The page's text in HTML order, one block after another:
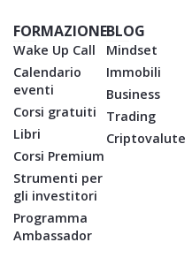
FORMAZIONE
Wake Up Call
Calendario
eventi
Corsi gratuiti
Libri
Corsi Premium
Strumenti per
gli investitori
Programma
Ambassador
BLOG
Mindset
Immobili
Business
Trading
Criptovalute